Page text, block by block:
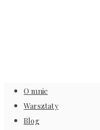
O mnie
Warsztaty
Blog